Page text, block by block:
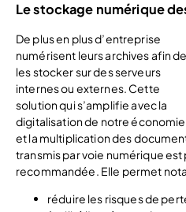
Le stockage numérique
De plus en plus d’entreprise
numérisent leurs archives afin de
les stocker sur des serveurs
internes ou externes. Cette
solution qui s’amplifie avec la
digitalisation de notre économie
et la multiplication des
transmis par voie numérique
recommandée. Elle permet
réduire les risques de